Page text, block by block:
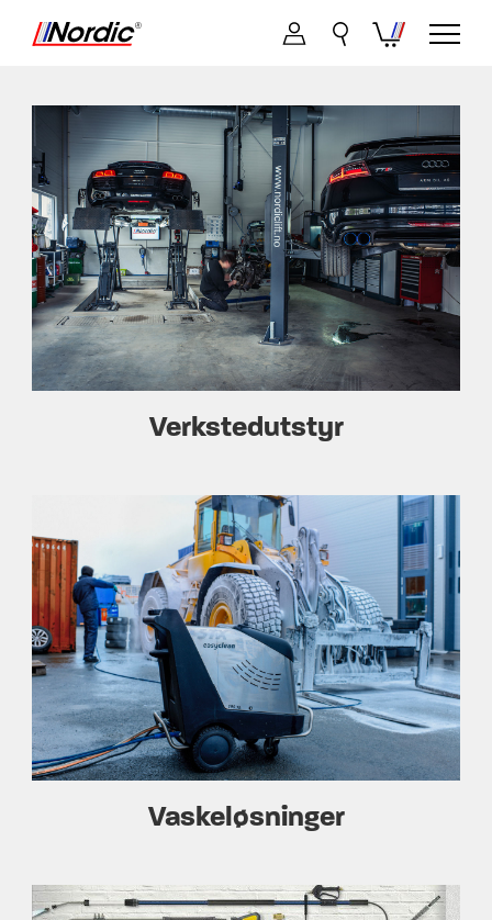
Verkstedutstyr
Vaskeløsninger